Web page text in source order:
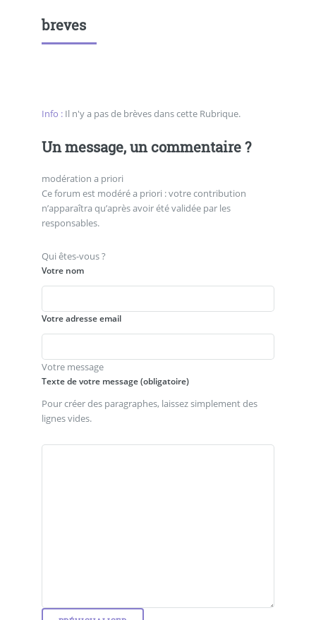
breves
Info :Il n'y a pas de brèves dans cette Rubrique.
Un message, un commentaire ?
modération a priori
Ce forum est modéré a priori : votre contribution
n’apparaîtra qu’après avoir été validée par les
responsables.
Qui êtes-vous ?
Votre nom
Votre adresse email
Votre message
Texte de votre message (obligatoire)
Pour créer des paragraphes, laissez simplement des
lignes vides.